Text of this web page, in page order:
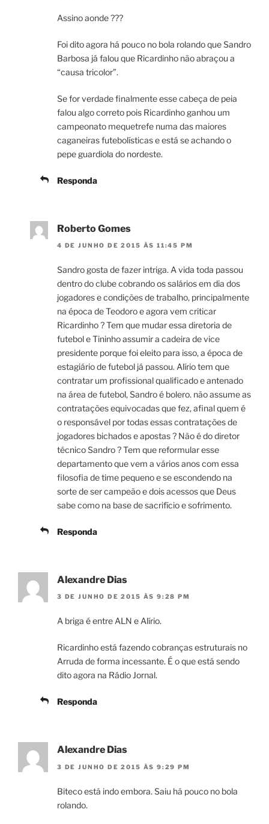
Assino aonde ???
Foi dito agora há pouco no bola rolando que Sandro
Barbosa já falou que Ricardinho não abraçou a
“causa tricolor”.
Se for verdade finalmente esse cabeça de peia
falou algo correto pois Ricardinho ganhou um
campeonato mequetrefe numa das maiores
caganeiras futebolísticas e está se achando o
pepe guardiola do nordeste.
Responda
Roberto Gomes
4 DE JUNHO DE 2015 ÀS 11:45 PM
Sandro gosta de fazer intriga. A vida toda passou
dentro do clube cobrando os salários em dia dos
jogadores e condições de trabalho, principalmente
na época de Teodoro e agora vem criticar
Ricardinho ? Tem que mudar essa diretoria de
futebol e Tininho assumir a cadeira de vice
presidente porque foi eleito para isso, a época de
estagiário de futebol já passou. Alírio tem que
contratar um profissional qualificado e antenado
na área de futebol, Sandro é bolero. não assume as
contratações equivocadas que fez, afinal quem é
o responsável por todas essas contratações de
jogadores bichados e apostas ? Não é do diretor
técnico Sandro ? Tem que reformular esse
departamento que vem a vários anos com essa
filosofia de time pequeno e se escondendo na
sorte de ser campeão e dois acessos que Deus
sabe como na base de sacrifício e sofrimento.
Responda
Alexandre Dias
3 DE JUNHO DE 2015 ÀS 9:28 PM
A briga é entre ALN e Alírio.
Ricardinho está fazendo cobranças estruturais no
Arruda de forma incessante. É o que está sendo
dito agora na Rádio Jornal.
Responda
Alexandre Dias
3 DE JUNHO DE 2015 ÀS 9:29 PM
Biteco está indo embora. Saiu há pouco no bola
rolando.